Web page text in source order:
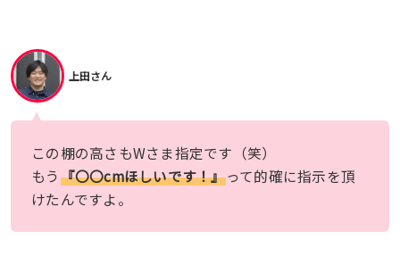
上田さん
この棚の高さもWさま指定です（笑）
もう『〇〇cmほしいです！』って的確に指示を頂
けたんですよ。